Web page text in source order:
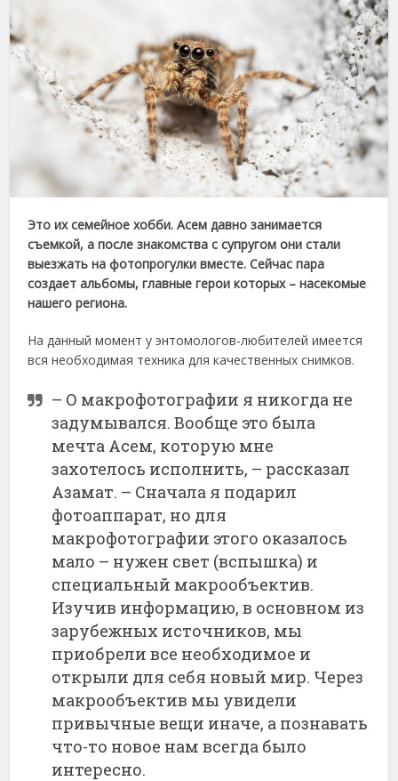
Это их семейное хобби. Асем давно занимается
съемкой, а после знакомства с супругом они стали
выезжать на фотопрогулки вместе. Сейчас пара
создает альбомы, главные герои которых – насекомые
нашего региона.
На данный момент у энтомологов-любителей имеется
вся необходимая техника для качественных снимков.
– О макрофотографии я никогда не
задумывался. Вообще это была
мечта Асем, которую мне
захотелось исполнить, – рассказал
Азамат. – Сначала я подарил
фотоаппарат, но для
макрофотографии этого оказалось
мало – нужен свет (вспышка) и
специальный макрообъектив.
Изучив информацию, в основном из
зарубежных источников, мы
приобрели все необходимое и
открыли для себя новый мир. Через
макрообъектив мы увидели
привычные вещи иначе, а познавать
что-то новое нам всегда было
интересно.